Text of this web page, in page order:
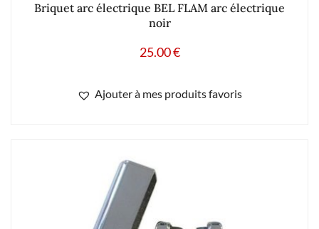
Briquet arc électrique BEL FLAM arc électrique
noir
25.00€
Ajouter à mes produits favoris